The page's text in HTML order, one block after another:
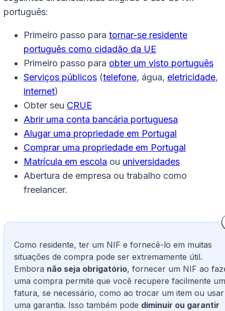
português:
Primeiro passo para tornar-se residente
português como cidadão da UE
Primeiro passo para obter um visto português
Serviços públicos (telefone, água, eletricidade,
internet)
Obter seu CRUE
Abrir uma conta bancária portuguesa
Alugar uma propriedade em Portugal
Comprar uma propriedade em Portugal
Matrícula em escola ou universidades
Abertura de empresa ou trabalho como
freelancer.
Como residente, ter um NIF e fornecê-lo em muitas
situações de compra pode ser extremamente útil.
Embora não seja obrigatório, fornecer um NIF ao
uma compra permite que você recupere facilmente
fatura, se necessário, como ao trocar um item ou usar
uma garantia. Isso também pode diminuir ou garantir